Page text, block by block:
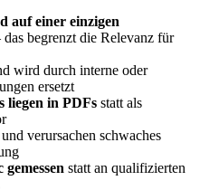
auf einer einzigen
das begrenzt die Relevanz für
wird durch interne oder
ersetzt
liegen in PDFs statt als
und verursachen schwaches
statt an qualifizierten